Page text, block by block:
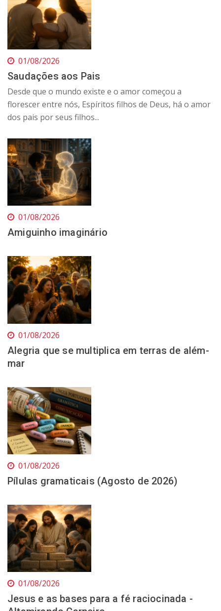
01/08/2026
Saudações aos Pais
Desde que o mundo existe e o amor começou a
florescer entre nós, Espíritos filhos de Deus, há o amor
dos pais por seus filhos...
01/08/2026
Amiguinho imaginário
01/08/2026
Alegria que se multiplica em terras de além-
mar
01/08/2026
Pílulas gramaticais (Agosto de 2026)
01/08/2026
Jesus e as bases para a fé raciocinada -